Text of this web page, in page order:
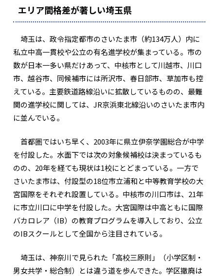
エリア間格差が著しい埼玉県
埼玉は、政令指定都市のさいたま市（約134万人）内に
私立中高一貫校や公立の有名進学校が集まっている。市の
数が日本一多い県だけあって、中核市として川越市、川口
市、越谷市、同候補市には所沢市、春日部市、草加市も控
えている。主要鉄道路線沿いに拡散しているものの、最難
関の進学校に関しては、JR京浜東北線沿いのさいたま市内
に並んでいる。
首都圏ではいち早く、2003年に県立伊奈学園総合が中学
を付設した。水面下では次の対象候補校は決まっているも
のの、20年を経ても現状は1校にとどまっている。一方で
さいたま市は、付設型の18位市立浦和と中等教育学校の大
宮国際をそれぞれ設置している。中核市の川口市は、21年
に市立川口に中学を付設した。大宮国際は中高ともに国際
バカロレア（IB）の教育プログラムを導入しており、公立
のIBスクールとして全国から注目されている。
埼玉は、神奈川で見られた「高校三原則」（小学区制・
男女共学・総合制）とは違う道を歩んできた。学区撤廃は